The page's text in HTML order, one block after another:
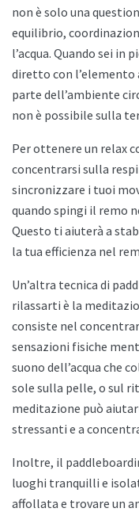
non è solo una
equilibrio,
l’acqua. Quando sei
diretto con
parte dell’ambiente
non è possibile sulla
Per ottenere un relax
concentrarsi sulla
sincronizzare i tuoi
quando spingi il remo
Questo ti aiuterà a
la tua efficienza nel
Un’altra tecnica di
rilassarti è la
consiste nel
sensazioni fisiche
suono dell’acqua che
sole sulla pelle, o sul
meditazione può
stressanti e a
Inoltre, il
luoghi tranquilli e
affollata e trovare un